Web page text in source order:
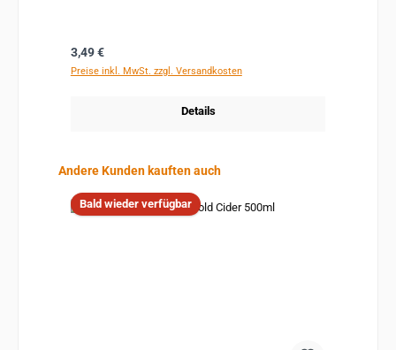
Regulärer Preis:
3,49 €
Preise inkl. MwSt. zzgl. Versandkosten
Details
Produktgalerie überspringen
Andere Kunden kauften auch
Bald wieder verfügbar